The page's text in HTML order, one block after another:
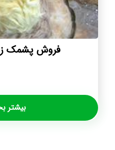
فروش پشمک
بیشتر